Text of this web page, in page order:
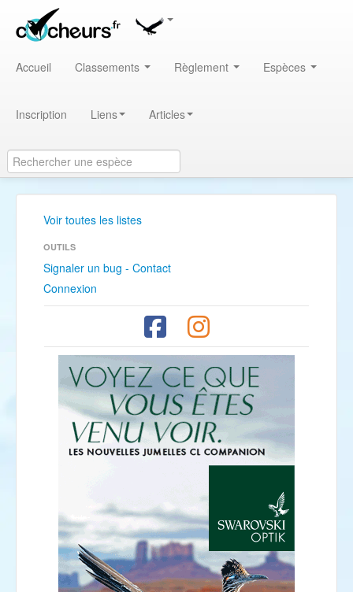
Accueil Classements Règlement Espèces
Inscription Liens Articles
Voir toutes les listes
OUTILS
Signaler un bug - Contact
Connexion